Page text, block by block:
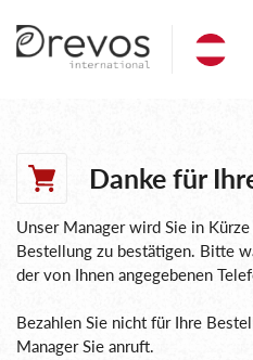
Danke für
Unser Manager wird Sie in
Bestellung zu bestätigen. Bitte
der von Ihnen angegebenen
Bezahlen Sie nicht für Ihre
Manager Sie anruft.